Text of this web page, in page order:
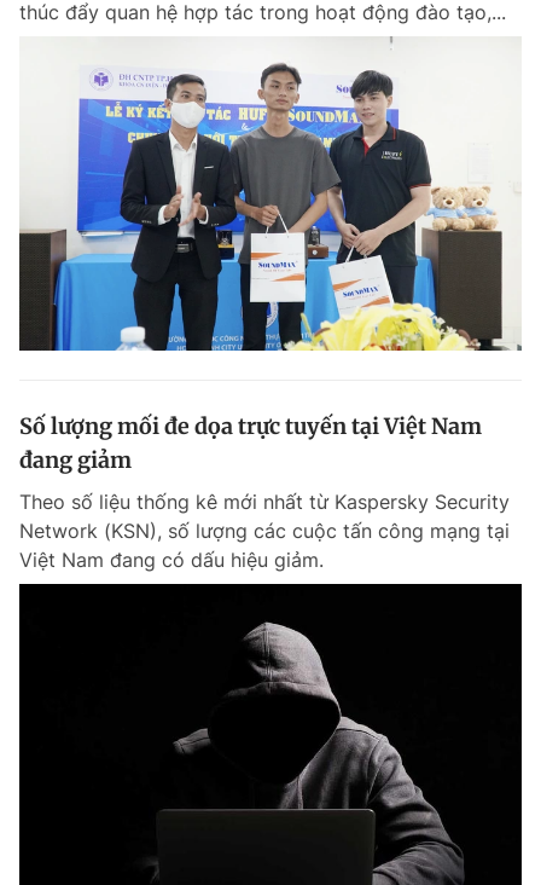
thúc đẩy quan hệ hợp tác trong hoạt động đào tạo,...
Số lượng mối đe dọa trực tuyến tại Việt Nam
đang giảm
Theo số liệu thống kê mới nhất từ ​​Kaspersky Security
Network (KSN), số lượng các cuộc tấn công mạng tại
Việt Nam đang có dấu hiệu giảm.